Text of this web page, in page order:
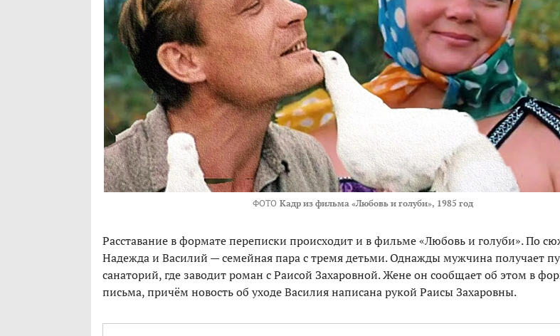
ФОТО Кадр из фильма «Любовь и голуби», 1985 год
Расставание в формате переписки происходит и в фильме «Любовь и голуби». По
Надежда и Василий — семейная пара с тремя детьми. Однажды мужчина получает
санаторий, где заводит роман с Раисой Захаровной. Жене он сообщает об этом в
письма, причём новость об уходе Василия написана рукой Раисы Захаровны.